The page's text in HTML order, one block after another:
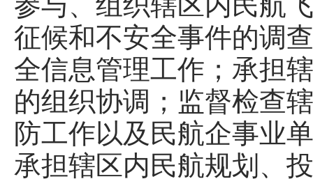
征候和不安全事件的调
全信息管理工作；承担
的组织协调；监督检查
防工作以及民航企事业
承担辖区内民航规划、